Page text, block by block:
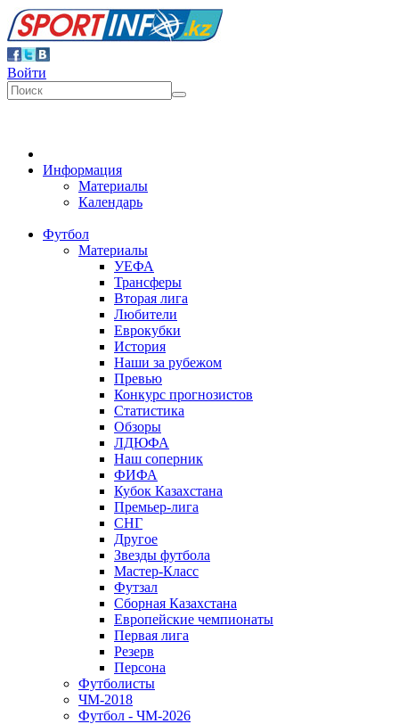
Войти
Информация
Материалы
Календарь
Футбол
Материалы
УЕФА
Трансферы
Вторая лига
Любители
Еврокубки
История
Наши за рубежом
Превью
Конкурс прогнозистов
Статистика
Обзоры
ЛДЮФА
Наш соперник
ФИФА
Кубок Казахстана
Премьер-лига
СНГ
Другое
Звезды футбола
Мастер-Класс
Футзал
Сборная Казахстана
Европейские чемпионаты
Первая лига
Резерв
Персона
Футболисты
ЧМ-2018
Футбол - ЧМ-2026